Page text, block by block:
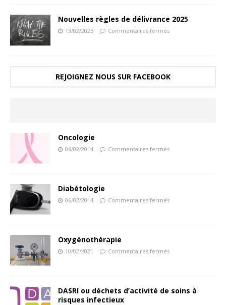
Nouvelles règles de délivrance 2025
13/02/2025 Commentaires fermés
REJOIGNEZ NOUS SUR FACEBOOK
Oncologie
06/02/2014 Commentaires fermés
Diabétologie
06/02/2014 Commentaires fermés
Oxygénothérapie
10/02/2021 Commentaires fermés
DASRI ou déchets d’activité de soins à
risques infectieux